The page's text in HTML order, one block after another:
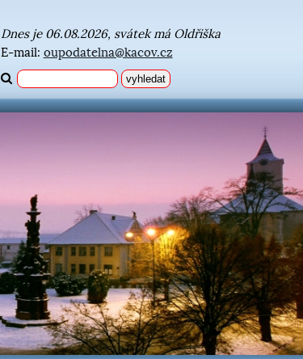
Dnes je 06.08.2026, svátek má Oldřiška
E-mail: oupodatelna@kacov.cz